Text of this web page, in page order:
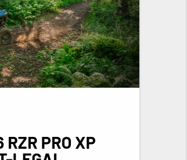
PRO XP